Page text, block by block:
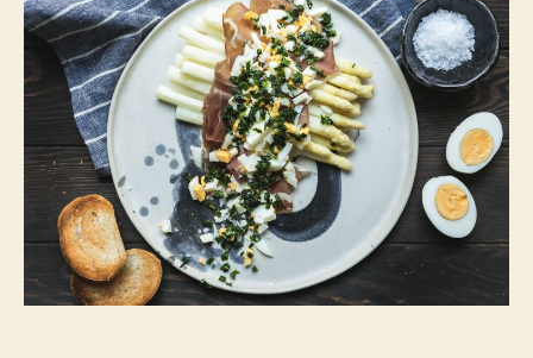
Speck
und
Ei